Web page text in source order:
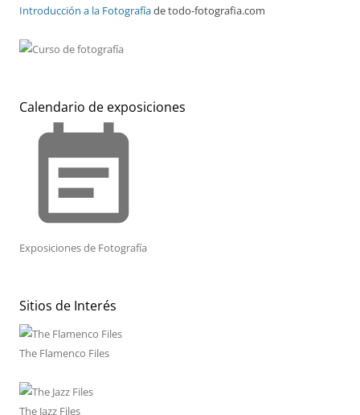
Introducción a la Fotografíade todo-fotografia.com
Calendario de exposiciones
event_note
Exposiciones de Fotografía
Sitios de Interés
The Flamenco Files
The Jazz Files